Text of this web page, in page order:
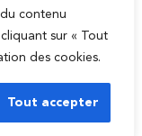
contenu
sur « Tout
des cookies.
Tout accepter